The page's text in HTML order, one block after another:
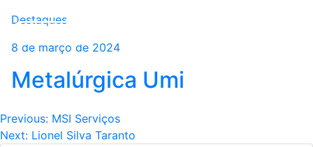
Destaques
8 de março de 2024
Metalúrgica Umi
Navegação
Previous: MSI Serviços
Next: Lionel Silva Taranto